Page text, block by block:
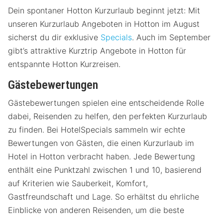
Dein spontaner Hotton Kurzurlaub beginnt jetzt: Mit
unseren Kurzurlaub Angeboten in Hotton im August
sicherst du dir exklusive Specials. Auch im September
gibt’s attraktive Kurztrip Angebote in Hotton für
entspannte Hotton Kurzreisen.
Gästebewertungen
Gästebewertungen spielen eine entscheidende Rolle
dabei, Reisenden zu helfen, den perfekten Kurzurlaub
zu finden. Bei HotelSpecials sammeln wir echte
Bewertungen von Gästen, die einen Kurzurlaub im
Hotel in Hotton verbracht haben. Jede Bewertung
enthält eine Punktzahl zwischen 1 und 10, basierend
auf Kriterien wie Sauberkeit, Komfort,
Gastfreundschaft und Lage. So erhältst du ehrliche
Einblicke von anderen Reisenden, um die beste